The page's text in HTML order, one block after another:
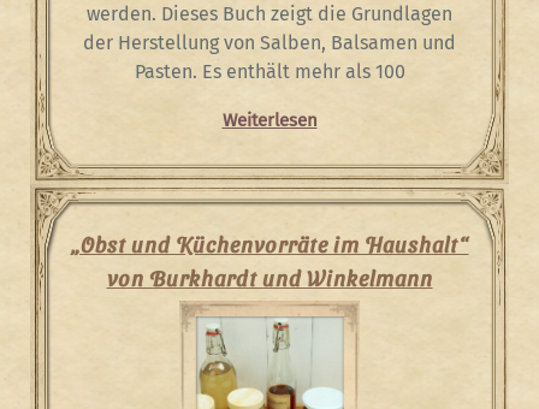
werden. Dieses Buch zeigt die Grundlagen
der Herstellung von Salben, Balsamen und
Pasten. Es enthält mehr als 100
Weiterlesen
„Obst und Küchenvorräte im Haushalt“
von Burkhardt und Winkelmann